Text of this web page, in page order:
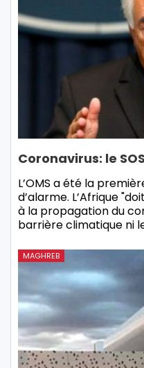
Coronavirus: le
L’OMS a été la
d’alarme. L’Afrique
à la propagation du
barrière climatique ni
MAGHREB